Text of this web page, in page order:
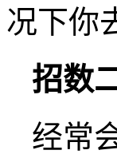
况下你
招数
经常